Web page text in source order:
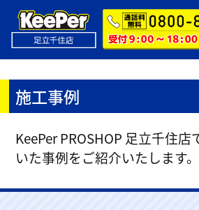
施工事例
KeePer PROSHOP 足立千住
いた事例をご紹介いたします。